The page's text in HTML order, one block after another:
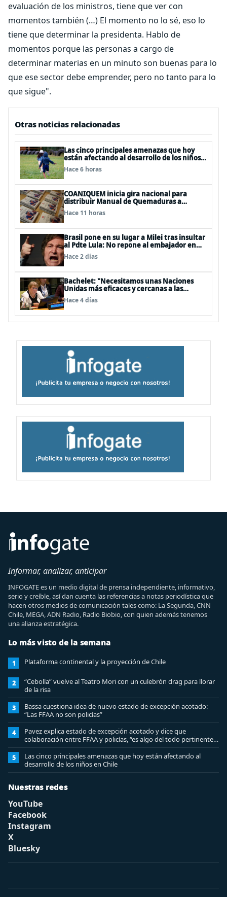
evaluación de los ministros, tiene que ver con
momentos también (…) El momento no lo sé, eso lo
tiene que determinar la presidenta. Hablo de
momentos porque las personas a cargo de
determinar materias en un minuto son buenas para lo
que ese sector debe emprender, pero no tanto para lo
que sigue".
Otras noticias relacionadas
Las cinco principales amenazas que hoy
están afectando al desarrollo de los niños
en Chile
Hace 6 horas
COANIQUEM inicia gira nacional para
distribuir Manual de Quemaduras a
profesionales de la salud
Hace 11 horas
Brasil pone en su lugar a Milei tras insultar
al Pdte Lula: No repone al embajador en
BBSS y rebaja la relación bilateral
Hace 2 días
Bachelet: "Necesitamos unas Naciones
Unidas más eficaces y cercanas a las
personas"
Hace 4 días
Informar, analizar, anticipar
INFOGATE es un medio digital de prensa independiente, informativo,
serio y creíble, así dan cuenta las referencias a notas periodística que
hacen otros medios de comunicación tales como: La Segunda, CNN
Chile, MEGA, ADN Radio, Radio Biobio, con quien además tenemos
una alianza estratégica.
Lo más visto de la semana
1 Plataforma continental y la proyección de Chile
2
“Cebolla” vuelve al Teatro Mori con un culebrón drag para llorar
de la risa
3
Bassa cuestiona idea de nuevo estado de excepción acotado:
“Las FFAA no son policías”
4
Pavez explica estado de excepción acotado y dice que
colaboración entre FFAA y policías, “es algo del todo pertinente
analizar”
5
Las cinco principales amenazas que hoy están afectando al
desarrollo de los niños en Chile
Nuestras redes
YouTube
Facebook
Instagram
X
Bluesky